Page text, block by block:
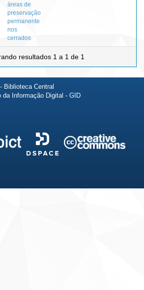
áreas de
preservação
permanente
nos
cerrados
resultados 1 a 1 de 1
Biblioteca Central
da Informação Digital - GID